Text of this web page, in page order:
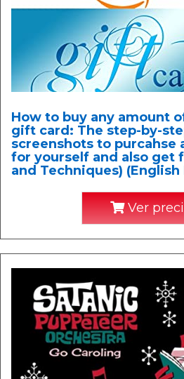
How to buy any amount
gift card: The step-by-
screenshots to purcahse
for yourself and also get
and Techniques)
Ver